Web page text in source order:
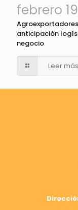
febrero
anticipación
negocio
Leer más
Dirección: Av.